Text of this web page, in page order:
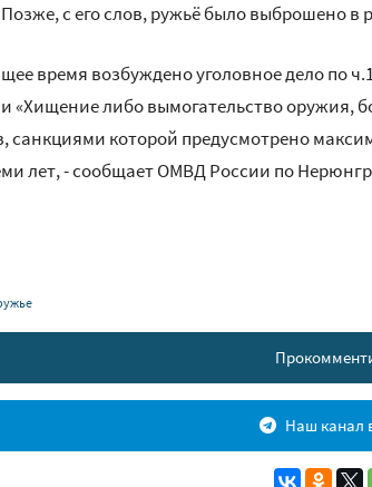
с его слов, ружьё было выброшено в
время возбуждено уголовное дело по
«Хищение либо вымогательство оружия,
санкциями которой предусмотрено
лет, - сообщает ОМВД России по
Наш канал